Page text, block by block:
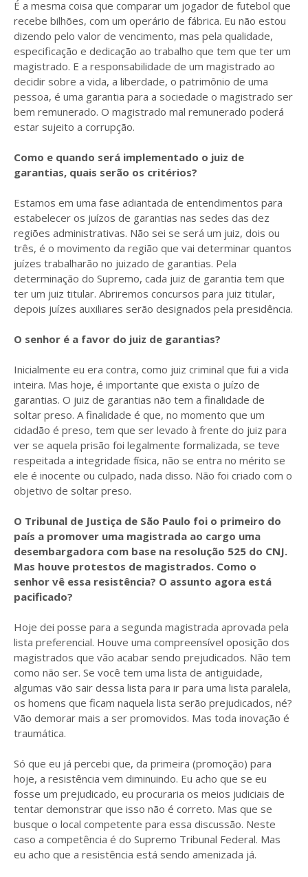
É a mesma coisa que comparar um jogador de futebol que
recebe bilhões, com um operário de fábrica. Eu não estou
dizendo pelo valor de vencimento, mas pela qualidade,
especificação e dedicação ao trabalho que tem que ter um
magistrado. E a responsabilidade de um magistrado ao
decidir sobre a vida, a liberdade, o patrimônio de uma
pessoa, é uma garantia para a sociedade o magistrado ser
bem remunerado. O magistrado mal remunerado poderá
estar sujeito a corrupção.
Como e quando será implementado o juiz de
garantias, quais serão os critérios?
Estamos em uma fase adiantada de entendimentos para
estabelecer os juízos de garantias nas sedes das dez
regiões administrativas. Não sei se será um juiz, dois ou
três, é o movimento da região que vai determinar quantos
juízes trabalharão no juizado de garantias. Pela
determinação do Supremo, cada juiz de garantia tem que
ter um juiz titular. Abriremos concursos para juiz titular,
depois juízes auxiliares serão designados pela presidência.
O senhor é a favor do juiz de garantias?
Inicialmente eu era contra, como juiz criminal que fui a vida
inteira. Mas hoje, é importante que exista o juízo de
garantias. O juiz de garantias não tem a finalidade de
soltar preso. A finalidade é que, no momento que um
cidadão é preso, tem que ser levado à frente do juiz para
ver se aquela prisão foi legalmente formalizada, se teve
respeitada a integridade física, não se entra no mérito se
ele é inocente ou culpado, nada disso. Não foi criado com o
objetivo de soltar preso.
O Tribunal de Justiça de São Paulo foi o primeiro do
país a promover uma magistrada ao cargo uma
desembargadora com base na resolução 525 do CNJ.
Mas houve protestos de magistrados. Como o
senhor vê essa resistência? O assunto agora está
pacificado?
Hoje dei posse para a segunda magistrada aprovada pela
lista preferencial. Houve uma compreensível oposição dos
magistrados que vão acabar sendo prejudicados. Não tem
como não ser. Se você tem uma lista de antiguidade,
algumas vão sair dessa lista para ir para uma lista paralela,
os homens que ficam naquela lista serão prejudicados, né?
Vão demorar mais a ser promovidos. Mas toda inovação é
traumática.
Só que eu já percebi que, da primeira (promoção) para
hoje, a resistência vem diminuindo. Eu acho que se eu
fosse um prejudicado, eu procuraria os meios judiciais de
tentar demonstrar que isso não é correto. Mas que se
busque o local competente para essa discussão. Neste
caso a competência é do Supremo Tribunal Federal. Mas
eu acho que a resistência está sendo amenizada já.